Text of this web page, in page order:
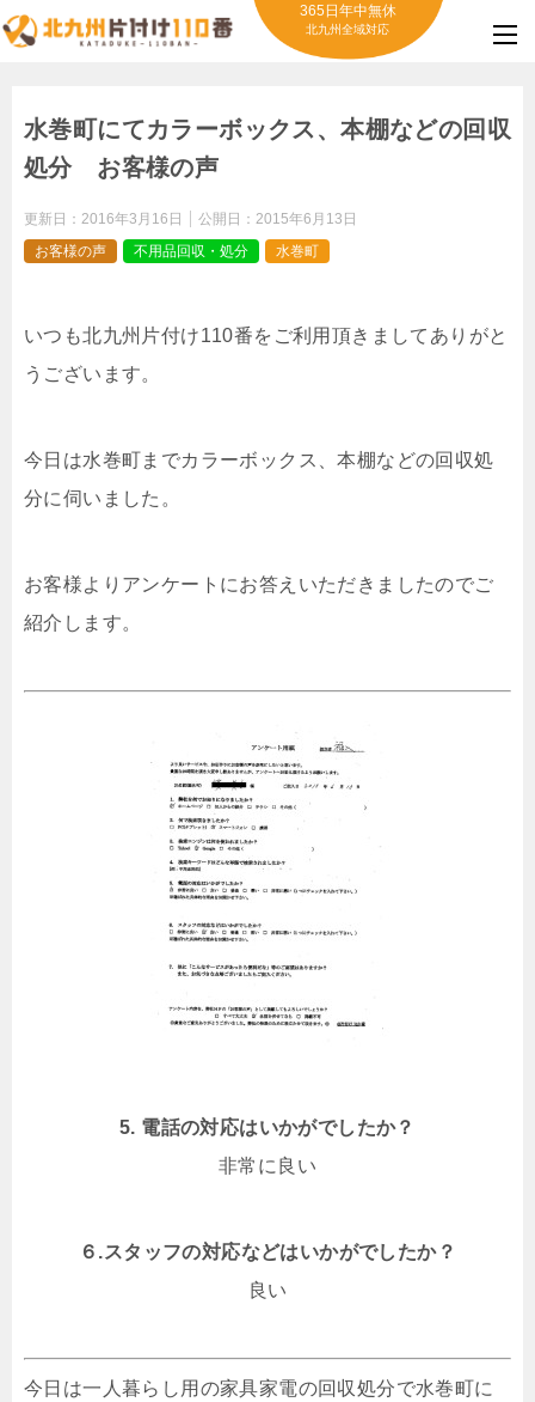
365日年中無休
北九州全域対応
水巻町にてカラーボックス、本棚などの回収
処分 お客様の声
更新日： 2016年3月16日 公開日： 2015年6月13日
お客様の声
不用品回収・処分 水巻町
いつも北九州片付け110番をご利用頂きましてありがと
うございます。
今日は水巻町までカラーボックス、本棚などの回収処
分に伺いました。
お客様よりアンケートにお答えいただきましたのでご
紹介します。
5. 電話の対応はいかがでしたか？
非常に良い
６.スタッフの対応などはいかがでしたか？
良い
今日は一人暮らし用の家具家電の回収処分で水巻町に